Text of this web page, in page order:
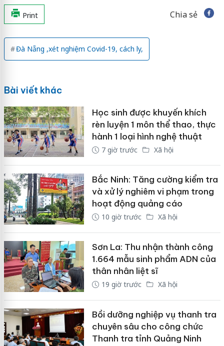
Print Chia sẻ
Đà Nẵng ,xét nghiệm Covid-19, cách ly,
Bài viết khác
Học sinh được khuyến khích
rèn luyện 1 môn thể thao, thực
hành 1 loại hình nghệ thuật
7 giờ trước Xã hội
Bắc Ninh: Tăng cường kiểm tra
và xử lý nghiêm vi phạm trong
hoạt động quảng cáo
10 giờ trước Xã hội
Sơn La: Thu nhận thành công
1.664 mẫu sinh phẩm ADN của
thân nhân liệt sĩ
19 giờ trước Xã hội
Bồi dưỡng nghiệp vụ thanh tra
chuyên sâu cho công chức
Thanh tra tỉnh Quảng Ninh